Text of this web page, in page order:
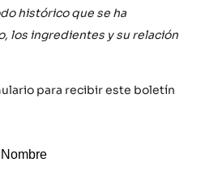
histórico que se ha
los ingredientes y su relación
para recibir este boletín